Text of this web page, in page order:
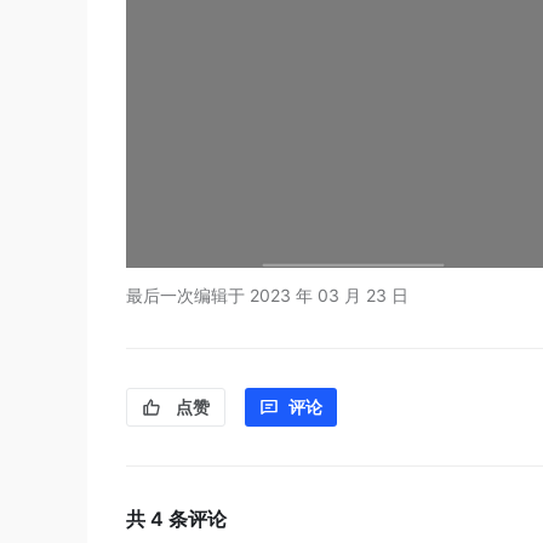
最后一次编辑于 2023 年 03 月 23 日
点赞 评论
共 4 条评论